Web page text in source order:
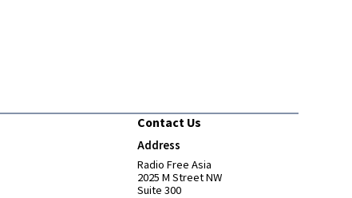
Contact Us
Address
Radio Free Asia
2025 M Street NW
Suite 300